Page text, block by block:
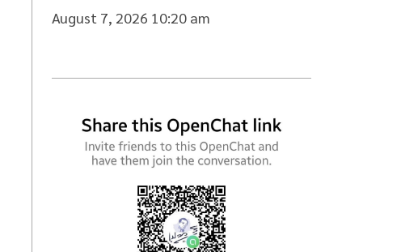
August 7, 2026 10:20 am